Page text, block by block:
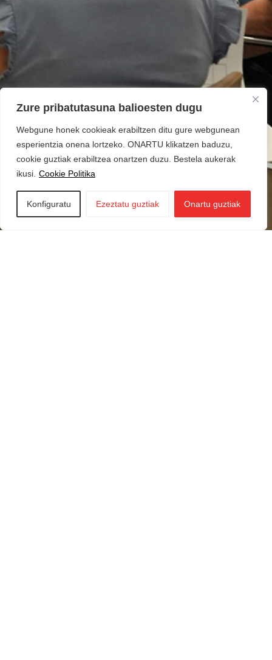
Zure pribatutasuna balioesten dugu
Webgune honek cookieak erabiltzen ditu gure webgunean
esperientzia onena lortzeko. ONARTU klikatzen baduzu,
cookie guztiak erabiltzea onartzen duzu. Bestela aukerak
ikusi. Cookie Politika
Konfiguratu Ezeztatu guztiak Onartu guztiak